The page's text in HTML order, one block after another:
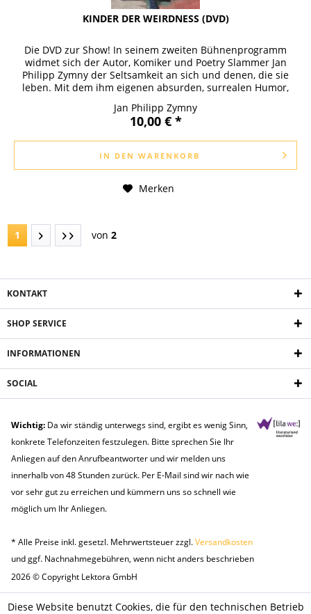
KINDER DER WEIRDNESS (DVD)
Die DVD zur Show! In seinem zweiten Bühnenprogramm
widmet sich der Autor, Komiker und Poetry Slammer Jan
Philipp Zymny der Seltsamkeit an sich und denen, die sie
leben. Mit dem ihm eigenen absurden, surrealen Humor,
Jan Philipp Zymny
10,00 € *
IN DEN WARENKORB
Merken
1 von 2
KONTAKT
SHOP SERVICE
INFORMATIONEN
SOCIAL
Wichtig: Da wir ständig unterwegs sind, ergibt es wenig Sinn,
konkrete Telefonzeiten festzulegen. Bitte sprechen Sie Ihr
Anliegen auf den Anrufbeantworter und wir melden uns
innerhalb von 48 Stunden zurück. Per E-Mail sind wir nach wie
vor sehr gut zu erreichen und kümmern uns so schnell wie
möglich um Ihr Anliegen.
* Alle Preise inkl. gesetzl. Mehrwertsteuer zzgl.Versandkosten
und ggf. Nachnahmegebühren, wenn nicht anders beschrieben
2026 © Copyright Lektora GmbH
Diese Website benutzt Cookies, die für den technischen Betrieb